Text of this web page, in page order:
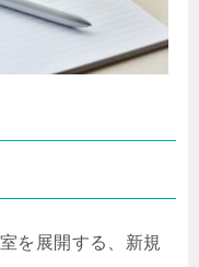
を展開する、新規